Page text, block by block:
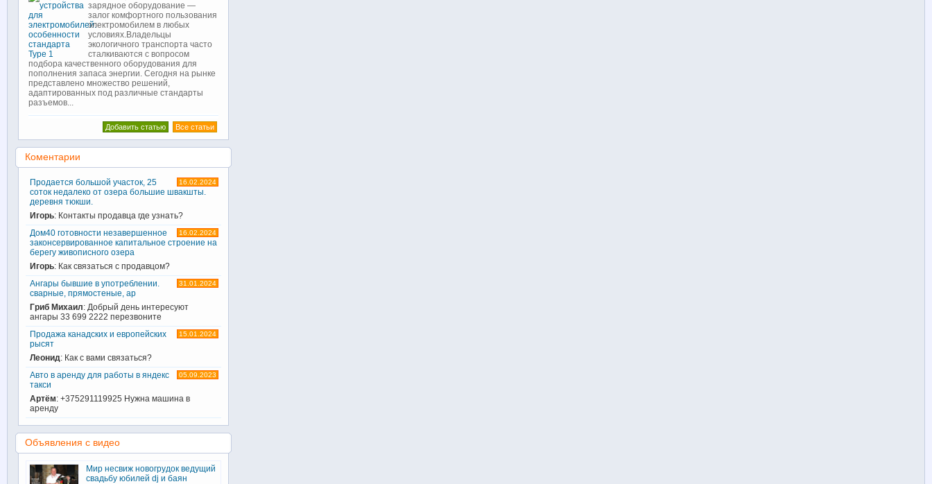
зарядное оборудование —
залог комфортного пользования
электромобилем в любых
условиях.Владельцы
экологичного транспорта часто
сталкиваются с вопросом
подбора качественного оборудования для
пополнения запаса энергии. Сегодня на рынке
представлено множество решений,
адаптированных под различные стандарты
разъемов...
Все статьи
Добавить статью
Коментарии
16.02.2024
Продается большой участок, 25
соток недалеко от озера большие швакшты.
деревня тюкши.
Игорь: Контакты продавца где узнать?
16.02.2024
Дом40 готовности незавершенное
законсервированное капитальное строение на
берегу живописного озера
Игорь: Как связаться с продавцом?
31.01.2024
Ангары бывшие в употреблении.
сварные, прямостеные, ар
Гриб Михаил: Добрый день интересуют
ангары 33 699 2222 перезвоните
15.01.2024
Продажа канадских и европейских
рысят
Леонид: Как с вами связаться?
05.09.2023
Авто в аренду для работы в яндекс
такси
Артём: +375291119925 Нужна машина в
аренду
Объявления с видео
Мир несвиж новогрудок ведущий
свадьбу юбилей dj и баян